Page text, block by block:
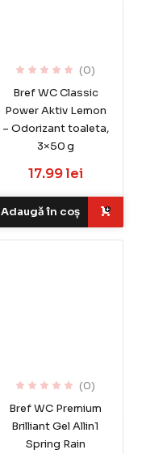
(0)
Bref WC Classic
Power Aktiv Lemon
– Odorizant toaleta,
3×50 g
17.99 lei
Adaugă în coș
(0)
Bref WC Premium
Brilliant Gel Allin1
Spring Rain